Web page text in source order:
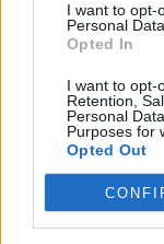
I want to opt-
Personal
Opted In
I want to opt-
Retention,
Personal
Purposes for
Opted Out
εκατ. ευρώ και
57% - Τα νέα
low & non alcohol
Η Chery επενδύει 75
Το FIAT 500 Hybrid